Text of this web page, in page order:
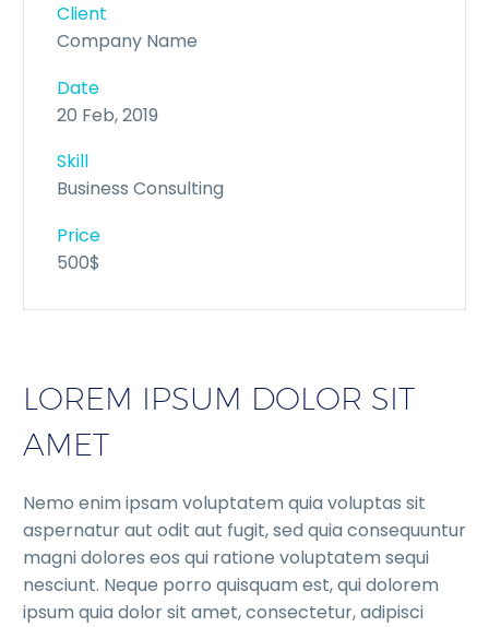
Client
Company Name
Date
20 Feb, 2019
Skill
Business Consulting
Price
500$
LOREM IPSUM DOLOR SIT
AMET
Nemo enim ipsam voluptatem quia voluptas sit
aspernatur aut odit aut fugit, sed quia consequuntur
magni dolores eos qui ratione voluptatem sequi
nesciunt. Neque porro quisquam est, qui dolorem
ipsum quia dolor sit amet, consectetur, adipisci